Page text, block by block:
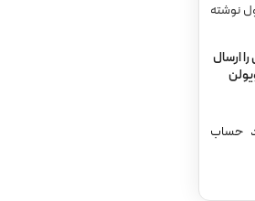
نوشته
ارسال
حساب